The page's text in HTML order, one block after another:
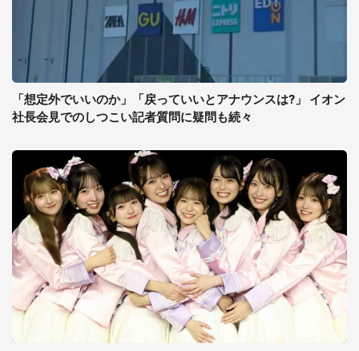
「想定外でいいのか」「戻っていいとアナウンスは?」 イオン
社長会見でのしつこい記者質問に疑問も続々